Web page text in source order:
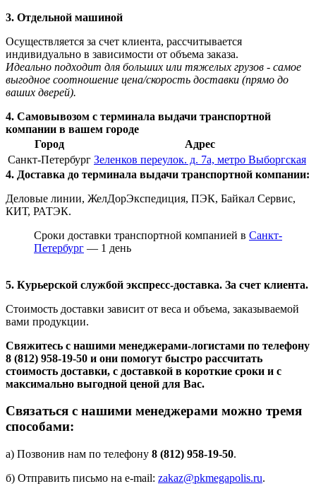
3. Отдельной машиной
Осуществляется за счет клиента, рассчитывается
индивидуально в зависимости от объема заказа.
Идеально подходит для больших или тяжелых грузов - самое
выгодное соотношение цена/скорость доставки (прямо до
ваших дверей).
4. Самовывозом с терминала выдачи транспортной
компании в вашем городе
Город
Адрес
Санкт-Петербург Зеленков переулок. д. 7а, метро Выборгская
4. Доставка до терминала выдачи транспортной компании:
Деловые линии, ЖелДорЭкспедиция, ПЭК, Байкал Сервис,
КИТ, РАТЭК.
Сроки доставки транспортной компанией в Санкт-
Петербург — 1 день
5. Курьерской службой экспресс-доставка. За счет клиента.
Стоимость доставки зависит от веса и объема, заказываемой
вами продукции.
Свяжитесь с нашими менеджерами-логистами по телефону
8 (812) 958-19-50 и они помогут быстро рассчитать
стоимость доставки, с доставкой в короткие сроки и с
максимально выгодной ценой для Вас.
Связаться с нашими менеджерами можно тремя
способами:
а) Позвонив нам по телефону 8 (812) 958-19-50.
б) Отправить письмо на e-mail: zakaz@pkmegapolis.ru.